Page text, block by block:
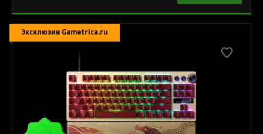
Эксклюзив Gametrica.ru